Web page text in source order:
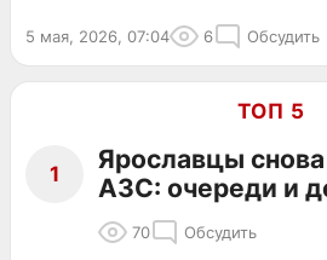
5 мая, 2026, 07:04 6 Обсудить
ТОП 5
1
Ярославцы
АЗС: очереди и
70 Обсудить